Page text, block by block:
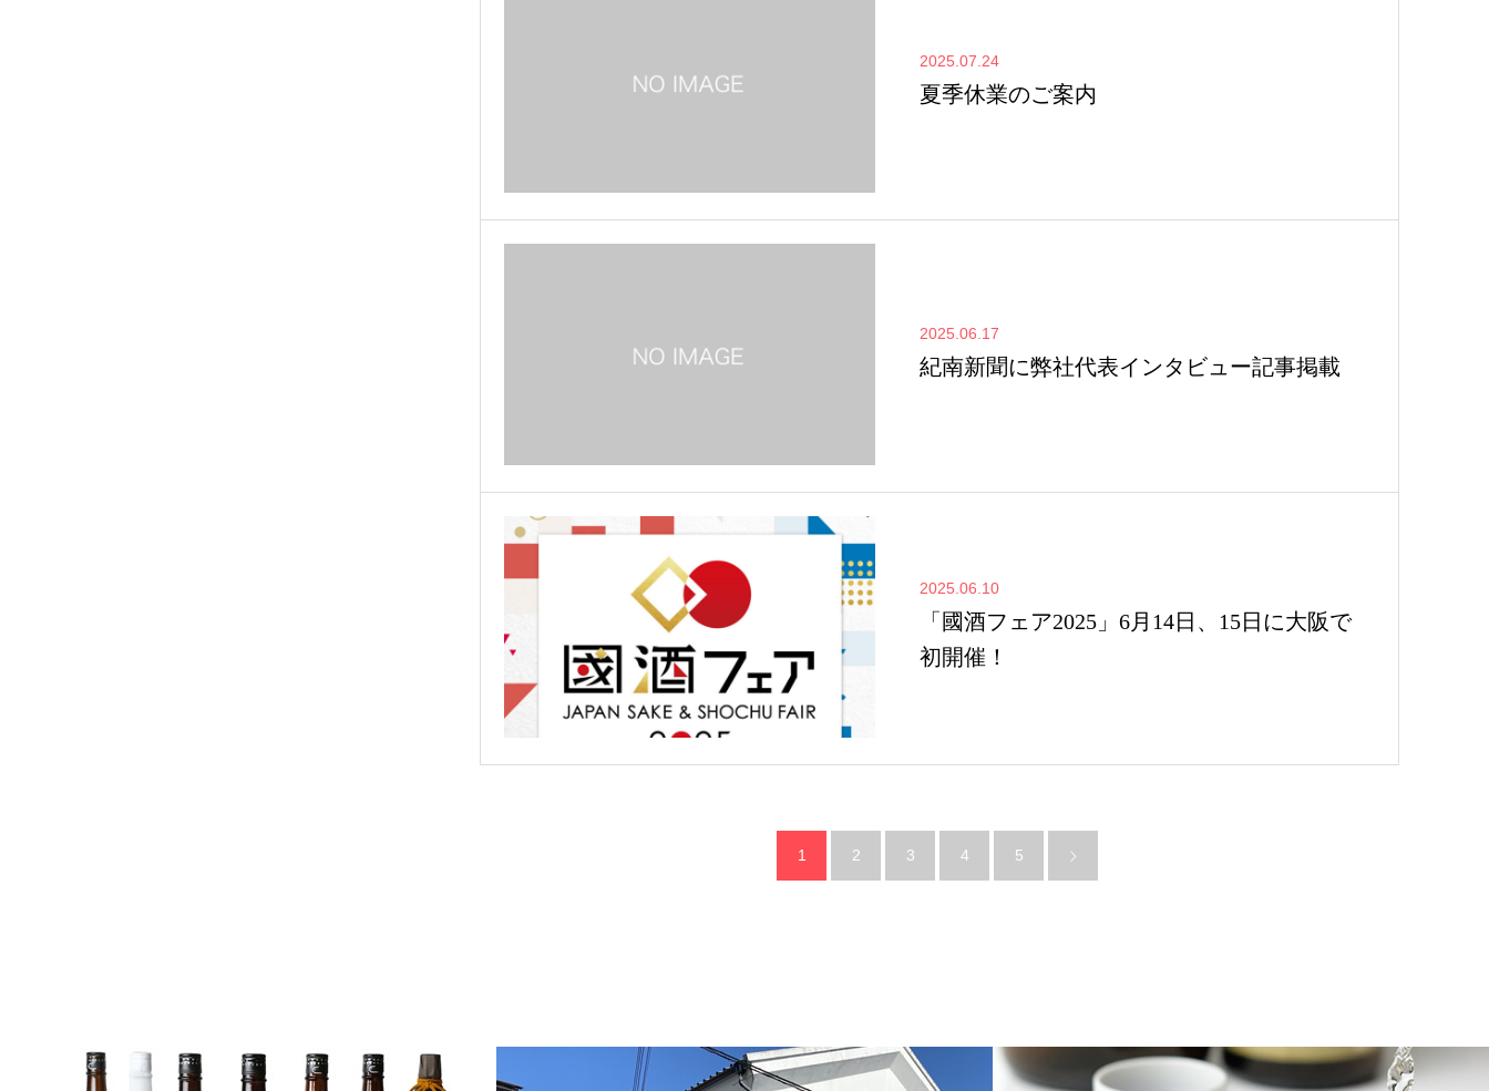
2025.07.24
夏季休業のご案内
2025.06.17
紀南新聞に弊社代表インタビュー記事掲載
2025.06.10
「國酒フェア2025」6月14日、15日に大阪で
初開催！
1 2 3 4 5